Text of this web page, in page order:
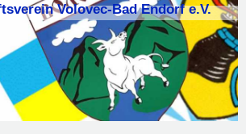
Volovec-Bad Endorf e.V.